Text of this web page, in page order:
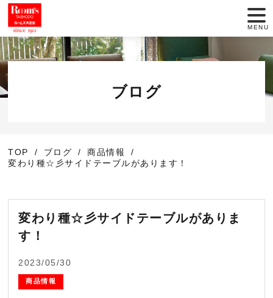
店舗一覧
動画でインテリア
サービス
ブログ
MENU
ブログ
TOP ブログ
商品情報
変わり種☆彡サイドテーブルがあります！
変わり種☆彡サイドテーブルがありま
す！
2023/05/30
商品情報